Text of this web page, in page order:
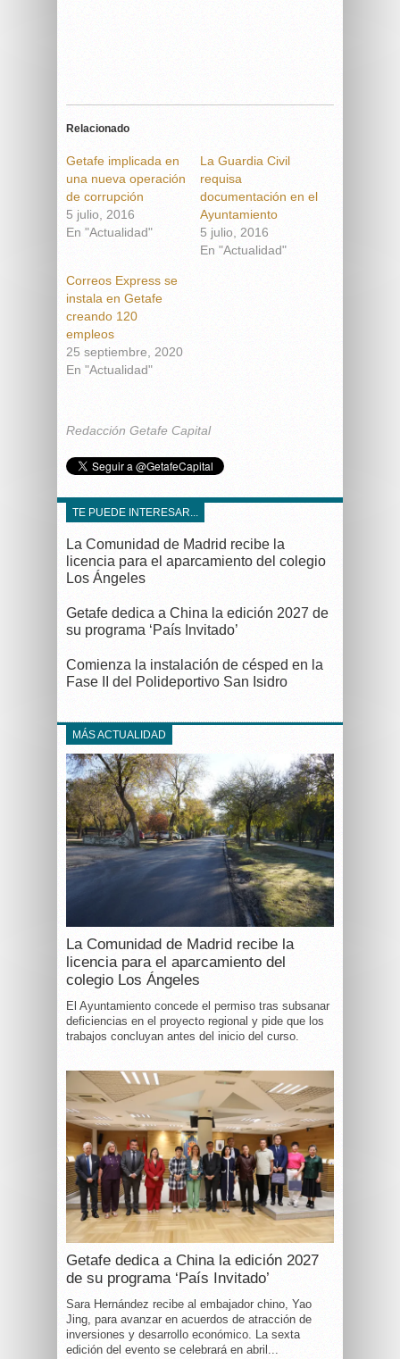
Relacionado
Getafe implicada en
una nueva operación
de corrupción
5 julio, 2016
En "Actualidad"
La Guardia Civil
requisa
documentación en el
Ayuntamiento
5 julio, 2016
En "Actualidad"
Correos Express se
instala en Getafe
creando 120
empleos
25 septiembre, 2020
En "Actualidad"
Redacción Getafe Capital
TE PUEDE INTERESAR...
La Comunidad de Madrid recibe la
licencia para el aparcamiento del colegio
Los Ángeles
Getafe dedica a China la edición 2027 de
su programa ‘País Invitado’
Comienza la instalación de césped en la
Fase II del Polideportivo San Isidro
MÁS ACTUALIDAD
La Comunidad de Madrid recibe la
licencia para el aparcamiento del
colegio Los Ángeles
El Ayuntamiento concede el permiso tras subsanar
deficiencias en el proyecto regional y pide que los
trabajos concluyan antes del inicio del curso.
Getafe dedica a China la edición 2027
de su programa ‘País Invitado’
Sara Hernández recibe al embajador chino, Yao
Jing, para avanzar en acuerdos de atracción de
inversiones y desarrollo económico. La sexta
edición del evento se celebrará en abril...